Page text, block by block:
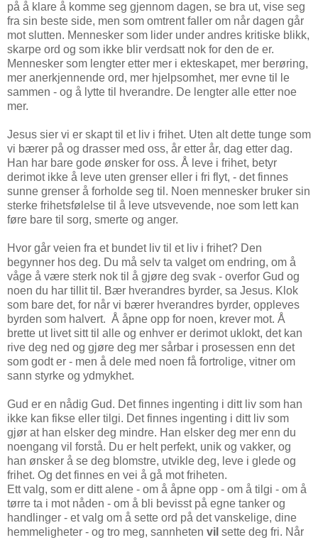
på å klare å komme seg gjennom dagen, se bra ut, vise seg
fra sin beste side, men som omtrent faller om når dagen går
mot slutten. Mennesker som lider under andres kritiske blikk,
skarpe ord og som ikke blir verdsatt nok for den de er.
Mennesker som lengter etter mer i ekteskapet, mer berøring,
mer anerkjennende ord, mer hjelpsomhet, mer evne til le
sammen - og å lytte til hverandre. De lengter alle etter noe
mer.
Jesus sier vi er skapt til et liv i frihet. Uten alt dette tunge som
vi bærer på og drasser med oss, år etter år, dag etter dag.
Han har bare gode ønsker for oss. Å leve i frihet, betyr
derimot ikke å leve uten grenser eller i fri flyt, - det finnes
sunne grenser å forholde seg til. Noen mennesker bruker sin
sterke frihetsfølelse til å leve utsvevende, noe som lett kan
føre bare til sorg, smerte og anger.
Hvor går veien fra et bundet liv til et liv i frihet? Den
begynner hos deg. Du må selv ta valget om endring, om å
våge å være sterk nok til å gjøre deg svak - overfor Gud og
noen du har tillit til. Bær hverandres byrder, sa Jesus. Klok
som bare det, for når vi bærer hverandres byrder, oppleves
byrden som halvert. Å åpne opp for noen, krever mot. Å
brette ut livet sitt til alle og enhver er derimot uklokt, det kan
rive deg ned og gjøre deg mer sårbar i prosessen enn det
som godt er - men å dele med noen få fortrolige, vitner om
sann styrke og ydmykhet.
Gud er en nådig Gud. Det finnes ingenting i ditt liv som han
ikke kan fikse eller tilgi. Det finnes ingenting i ditt liv som
gjør at han elsker deg mindre. Han elsker deg mer enn du
noengang vil forstå. Du er helt perfekt, unik og vakker, og
han ønsker å se deg blomstre, utvikle deg, leve i glede og
frihet. Og det finnes en vei å gå mot friheten.
Ett valg, som er ditt alene - om å åpne opp - om å tilgi - om å
tørre ta i mot nåden - om å bli bevisst på egne tanker og
handlinger - et valg om å sette ord på det vanskelige, dine
hemmeligheter - og tro meg, sannheten vil sette deg fri. Når